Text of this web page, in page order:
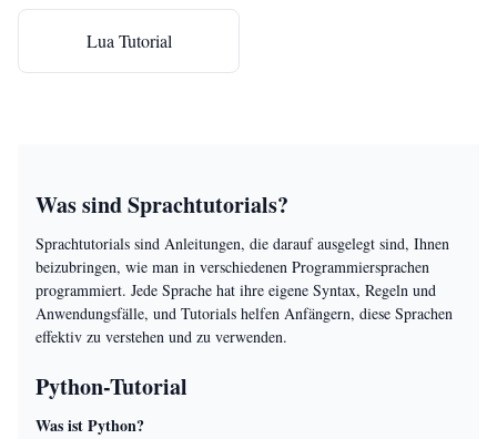
Lua Tutorial
Was sind Sprachtutorials?
Sprachtutorials sind Anleitungen, die darauf ausgelegt sind, Ihnen
beizubringen, wie man in verschiedenen Programmiersprachen
programmiert. Jede Sprache hat ihre eigene Syntax, Regeln und
Anwendungsfälle, und Tutorials helfen Anfängern, diese Sprachen
effektiv zu verstehen und zu verwenden.
Python-Tutorial
Was ist Python?